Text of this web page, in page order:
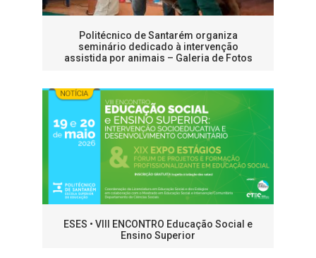
Politécnico de Santarém organiza
seminário dedicado à intervenção
assistida por animais – Galeria de Fotos
ESES • VIII ENCONTRO Educação Social e
Ensino Superior